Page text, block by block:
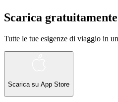
Scarica
Tutte le tue esigenze di viaggio in
Scarica su App Store